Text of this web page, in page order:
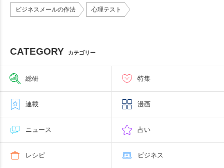
ビジネスメールの作法 心理テスト
CATEGORY カテゴリー
総研 特集
連載 漫画
ニュース 占い
レシピ ビジネス